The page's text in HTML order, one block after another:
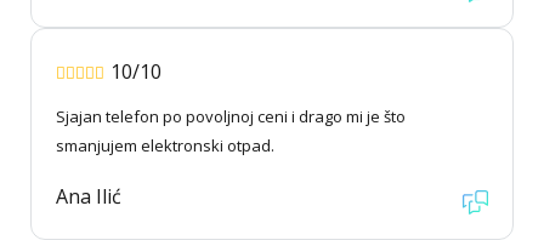
10/10
Sjajan telefon po povoljnoj ceni i drago mi je što
smanjujem elektronski otpad.
Ana Ilić